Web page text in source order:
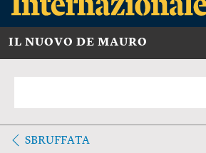
IL NUOVO DE MAURO
SBRUFFATA